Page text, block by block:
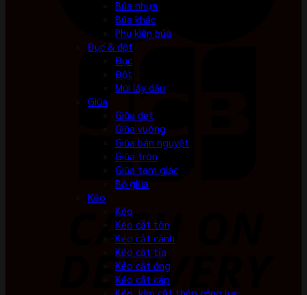
Búa nhựa
Búa khác
Phụ kiện búa
Đục & đột
Đục
Đột
Mũi lấy dấu
Giũa
Giũa dẹt
Giũa vuông
Giũa bán nguyệt
Giũa tròn
Giũa tam giác
Bộ giũa
Kéo
Kéo
Kéo cắt tôn
Kéo cắt cành
Kéo cắt tỉa
Kéo cắt ống
Kéo cắt cáp